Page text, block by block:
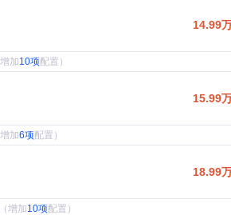
14.99
加10项配置）
15.99
加6项配置）
18.99
增加10项配置）